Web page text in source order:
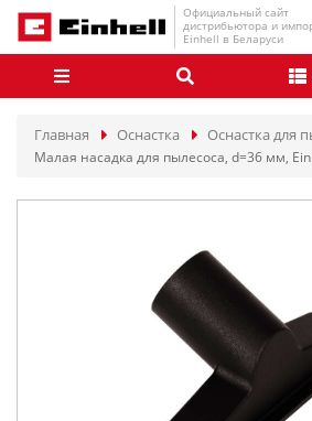
Официальный сайт
дистрибьютора и
Einhell в Беларуси
Главная Оснастка Оснастка для
Малая насадка для пылесоса, d=36 мм,